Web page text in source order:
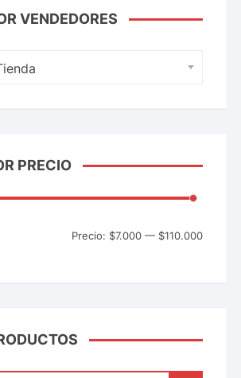
VENDEDORES
PRECIO
Precio: $7.000— $110.000